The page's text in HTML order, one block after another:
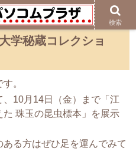
学秘蔵コレクショ
。
10月14日（金）まで「江
珠玉の昆虫標本」を展示
る方はぜひ足を運んでみて
検索